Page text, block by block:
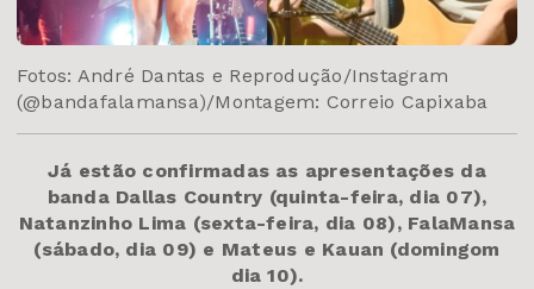
Fotos: André Dantas e Reprodução/Instagram
(@bandafalamansa)/Montagem: Correio Capixaba
Já estão confirmadas as apresentações da
banda Dallas Country (quinta-feira, dia 07),
Natanzinho Lima (sexta-feira, dia 08), FalaMansa
(sábado, dia 09) e Mateus e Kauan (domingom
dia 10).